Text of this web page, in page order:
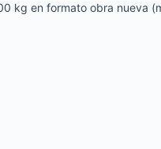
kg en formato obra nueva